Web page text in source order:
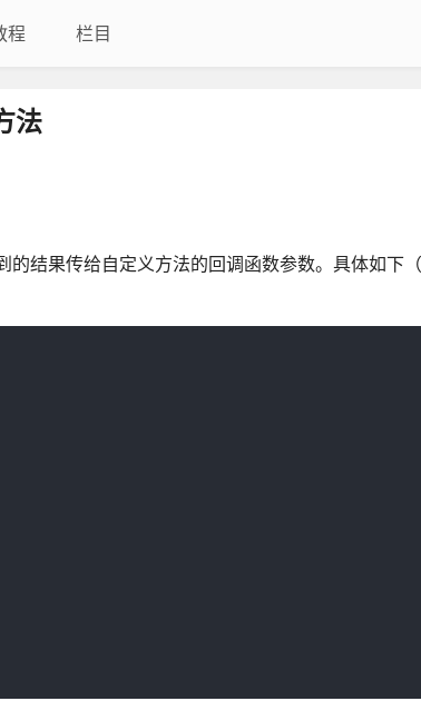
程 栏目
法
结果传给自定义方法的回调函数参数。具体如下